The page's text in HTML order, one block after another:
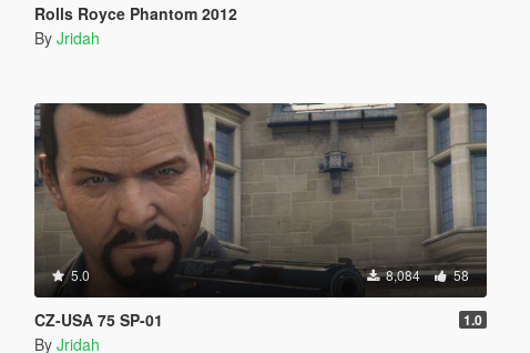
Rolls Royce Phantom 2012
By Jridah
5.0 8,084 58
CZ-USA 75 SP-01 1.0
By Jridah